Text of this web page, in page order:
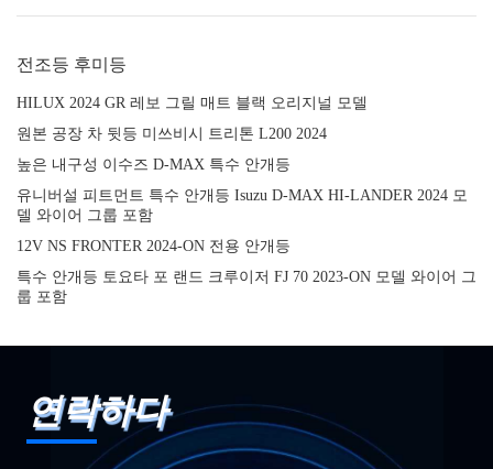
전조등 후미등
HILUX 2024 GR 레보 그릴 매트 블랙 오리지널 모델
원본 공장 차 뒷등 미쓰비시 트리톤 L200 2024
높은 내구성 이수즈 D-MAX 특수 안개등
유니버설 피트먼트 특수 안개등 Isuzu D-MAX HI-LANDER 2024 모
델 와이어 그룹 포함
12V NS FRONTER 2024-ON 전용 안개등
특수 안개등 토요타 포 랜드 크루이저 FJ 70 2023-ON 모델 와이어 그
룹 포함
연락하다